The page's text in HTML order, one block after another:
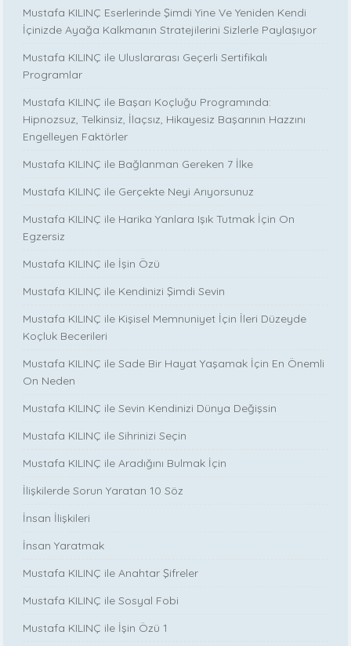
Mustafa KILINÇ Eserlerinde Şimdi Yine Ve Yeniden Kendi
İçinizde Ayağa Kalkmanın Stratejilerini Sizlerle Paylaşıyor
Mustafa KILINÇ ile Uluslararası Geçerli Sertifikalı
Programlar
Mustafa KILINÇ ile Başarı Koçluğu Programında:
Hipnozsuz, Telkinsiz, İlaçsız, Hikayesiz Başarının Hazzını
Engelleyen Faktörler
Mustafa KILINÇ ile Bağlanman Gereken 7 İlke
Mustafa KILINÇ ile Gerçekte Neyi Arıyorsunuz
Mustafa KILINÇ ile Harika Yanlara Işık Tutmak İçin On
Egzersiz
Mustafa KILINÇ ile İşin Özü
Mustafa KILINÇ ile Kendinizi Şimdi Sevin
Mustafa KILINÇ ile Kişisel Memnuniyet İçin İleri Düzeyde
Koçluk Becerileri
Mustafa KILINÇ ile Sade Bir Hayat Yaşamak İçin En Önemli
On Neden
Mustafa KILINÇ ile Sevin Kendinizi Dünya Değişsin
Mustafa KILINÇ ile Sihrinizi Seçin
Mustafa KILINÇ ile Aradığını Bulmak İçin
İlişkilerde Sorun Yaratan 10 Söz
İnsan İlişkileri
İnsan Yaratmak
Mustafa KILINÇ ile Anahtar Şifreler
Mustafa KILINÇ ile Sosyal Fobi
Mustafa KILINÇ ile İşin Özü 1